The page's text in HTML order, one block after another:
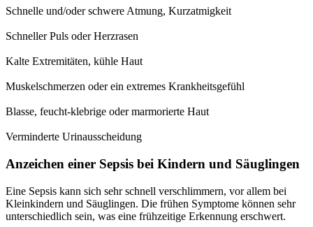
Schnelle und/oder schwere Atmung, Kurzatmigkeit
Schneller Puls oder Herzrasen
Kalte Extremitäten, kühle Haut
Muskelschmerzen oder ein extremes Krankheitsgefühl
Blasse, feucht-klebrige oder marmorierte Haut
Verminderte Urinausscheidung
Anzeichen einer Sepsis bei Kindern und Säuglingen
Eine Sepsis kann sich sehr schnell verschlimmern, vor allem bei
Kleinkindern und Säuglingen. Die frühen Symptome können sehr
unterschiedlich sein, was eine frühzeitige Erkennung erschwert.